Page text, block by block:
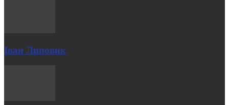
Іван Липовик